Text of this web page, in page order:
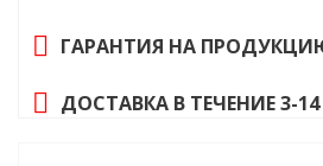
Масса: 120 кг
Объем ресивера: 10 дм³
ГАРАНТИЯ НА
ДОСТАВКА В ТЕЧЕНИЕ 3-